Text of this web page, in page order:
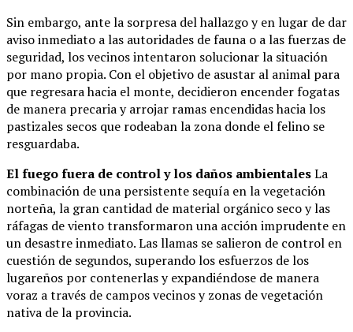
Sin embargo, ante la sorpresa del hallazgo y en lugar de dar
aviso inmediato a las autoridades de fauna o a las fuerzas de
seguridad, los vecinos intentaron solucionar la situación
por mano propia. Con el objetivo de asustar al animal para
que regresara hacia el monte, decidieron encender fogatas
de manera precaria y arrojar ramas encendidas hacia los
pastizales secos que rodeaban la zona donde el felino se
resguardaba.
El fuego fuera de control y los daños ambientalesLa
combinación de una persistente sequía en la vegetación
norteña, la gran cantidad de material orgánico seco y las
ráfagas de viento transformaron una acción imprudente en
un desastre inmediato. Las llamas se salieron de control en
cuestión de segundos, superando los esfuerzos de los
lugareños por contenerlas y expandiéndose de manera
voraz a través de campos vecinos y zonas de vegetación
nativa de la provincia.